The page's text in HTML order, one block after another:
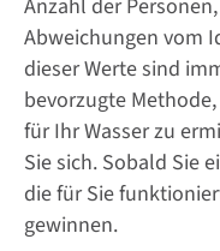
Anzahl der
Abweichungen vom
dieser Werte sind
bevorzugte
für Ihr Wasser zu
Sie sich. Sobald Sie
die für Sie
gewinnen.